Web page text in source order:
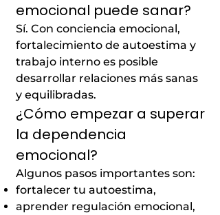
emocional puede sanar?
Sí. Con conciencia emocional,
fortalecimiento de autoestima y
trabajo interno es posible
desarrollar relaciones más sanas
y equilibradas.
¿Cómo empezar a superar
la dependencia
emocional?
Algunos pasos importantes son:
fortalecer tu autoestima,
aprender regulación emocional,